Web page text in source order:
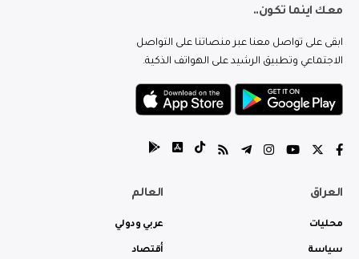
معك اينما تكون..
ابقى على تواصل معنا عبر منصاتنا على التواصل
الاجتماعي وتطبيق الرشيد على الهواتف الذكية.
العراق
محليات
سياسة
العالم
عربي ودولي
أقتصاد